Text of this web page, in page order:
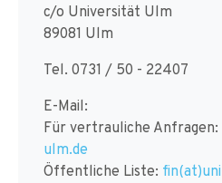
c/o Universität Ulm
89081 Ulm
Tel. 0731 / 50 - 22407
E-Mail:
Für vertrauliche Anfragen:
ulm.de
Öffentliche Liste: